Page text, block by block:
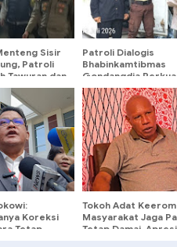
Sisir
Patroli
Tawuran dan
Patroli Dialogis
Bhabinkamtibmas
Gondangdia
Keamanan
Cemara
Koreksi
Tetap
Tokoh Adat
Masyarakat Jaga
Tetap Damai,